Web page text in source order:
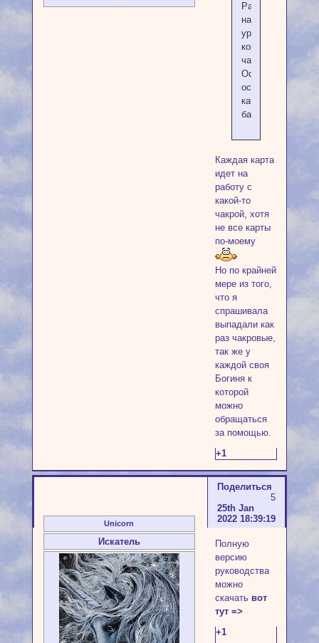
Работа
на
уровне
корневой
чакры?
Основы
основ,
качественная
база?
Каждая карта
идет на
работу с
какой-то
чакрой, хотя
не все карты
по-моему
Но по крайней
мере из того,
что я
спрашивала
выпадали как
раз чакровые,
так же у
каждой своя
Богиня к
которой
можно
обращаться
за помощью.
+1
Поделиться
5
25th Jan
2022 18:39:19
Unicorn
Искатель
Полную
версию
руководства
можно
скачать вот
тут =>
+1